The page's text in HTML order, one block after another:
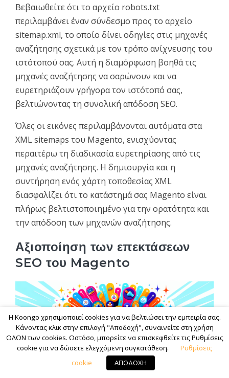
Βεβαιωθείτε ότι το αρχείο robots.txt
περιλαμβάνει έναν σύνδεσμο προς το αρχείο
sitemap.xml, το οποίο δίνει οδηγίες στις μηχανές
αναζήτησης σχετικά με τον τρόπο ανίχνευσης του
ιστότοπού σας. Αυτή η διαμόρφωση βοηθά τις
μηχανές αναζήτησης να σαρώνουν και να
ευρετηριάζουν γρήγορα τον ιστότοπό σας,
βελτιώνοντας τη συνολική απόδοση SEO.
Όλες οι εικόνες περιλαμβάνονται αυτόματα στα
XML sitemaps του Magento, ενισχύοντας
περαιτέρω τη διαδικασία ευρετηρίασης από τις
μηχανές αναζήτησης. Η δημιουργία και η
συντήρηση ενός χάρτη τοποθεσίας XML
διασφαλίζει ότι το κατάστημά σας Magento είναι
πλήρως βελτιστοποιημένο για την ορατότητα και
την απόδοση των μηχανών αναζήτησης.
Αξιοποίηση των επεκτάσεων
SEO του Magento
Η Koongo χρησιμοποιεί cookies για να βελτιώσει την εμπειρία σας.
Κάνοντας κλικ στην επιλογή "Αποδοχή", συναινείτε στη χρήση
ΟΛΩΝ των cookies. Ωστόσο, μπορείτε να επισκεφθείτε τις Ρυθμίσεις
cookie για να δώσετε ελεγχόμενη συγκατάθεση.
Ρυθμίσεις
cookie
ΑΠΟΔΟΧΗ